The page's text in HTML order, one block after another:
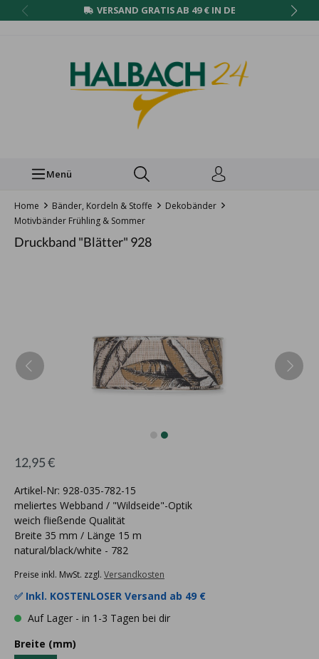
VERSAND GRATIS AB 49 € IN DE
Menü
Home Bänder, Kordeln & Stoffe
Dekobänder
Motivbänder Frühling & Sommer
Druckband "Blätter" 928
12,95 €
Artikel-Nr: 928-035-782-15
meliertes Webband / "Wildseide"-Optik
weich fließende Qualität
Breite 35 mm / Länge 15 m
natural/black/white - 782
Preise inkl. MwSt. zzgl. Versandkosten
✅ Inkl. KOSTENLOSER Versand ab 49 €
Auf Lager - in 1-3 Tagen bei dir
Breite (mm)